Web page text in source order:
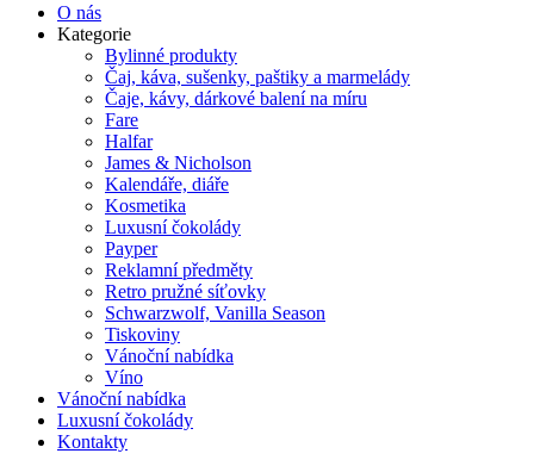
O nás
Kategorie
Bylinné produkty
Čaj, káva, sušenky, paštiky a marmelády
Čaje, kávy, dárkové balení na míru
Fare
Halfar
James & Nicholson
Kalendáře, diáře
Kosmetika
Luxusní čokolády
Payper
Reklamní předměty
Retro pružné síťovky
Schwarzwolf, Vanilla Season
Tiskoviny
Vánoční nabídka
Víno
Vánoční nabídka
Luxusní čokolády
Kontakty